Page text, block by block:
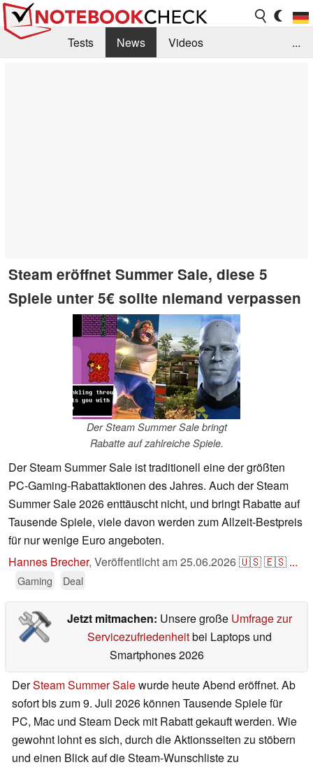
Tests News
Videos
...
Steam eröffnet Summer Sale, diese 5
Spiele unter 5€ sollte niemand verpassen
Der Steam Summer Sale bringt
Rabatte auf zahlreiche Spiele.
Der Steam Summer Sale ist traditionell eine der größten
PC-Gaming-Rabattaktionen des Jahres. Auch der Steam
Summer Sale 2026 enttäuscht nicht, und bringt Rabatte auf
Tausende Spiele, viele davon werden zum Allzeit-Bestpreis
für nur wenige Euro angeboten.
Hannes Brecher, Veröffentlicht am25.06.2026🇺🇸🇪🇸 ...
Gaming Deal
Jetzt mitmachen: Unsere große Umfrage zur
Servicezufriedenheitbei Laptops und
Smartphones 2026
DerSteam Summer Salewurde heute Abend eröffnet. Ab
sofort bis zum 9. Juli 2026 können Tausende Spiele für
PC, Mac und Steam Deck mit Rabatt gekauft werden. Wie
gewohnt lohnt es sich, durch die Aktionsseiten zu stöbern
und einen Blick auf die Steam-Wunschliste zu